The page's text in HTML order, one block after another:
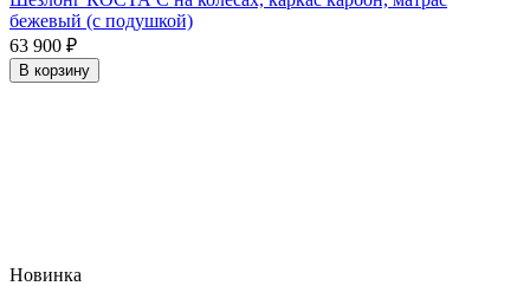
бежевый (с подушкой)
63 900 ₽
В корзину
Новинка